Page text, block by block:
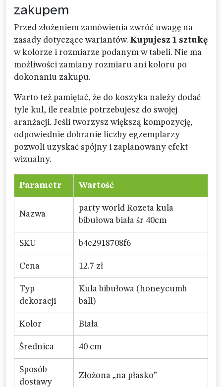
zakupem
Przed złożeniem zamówienia zwróć uwagę na
zasady dotyczące wariantów. Kupujesz 1 sztukę
w kolorze i rozmiarze podanym w tabeli. Nie ma
możliwości zamiany rozmiaru ani koloru po
dokonaniu zakupu.
Warto też pamiętać, że do koszyka należy dodać
tyle kul, ile realnie potrzebujesz do swojej
aranżacji. Jeśli tworzysz większą kompozycję,
odpowiednie dobranie liczby egzemplarzy
pozwoli uzyskać spójny i zaplanowany efekt
wizualny.
Parametr Wartość
Nazwa
party world Rozeta kula
bibułowa biała śr 40cm
SKU b4e2918708f6
Cena 12.7 zł
Typ
dekoracji
Kula bibułowa (honeycumb
ball)
Kolor Biała
Średnica 40 cm
Sposób
dostawy
Złożona „na płasko”